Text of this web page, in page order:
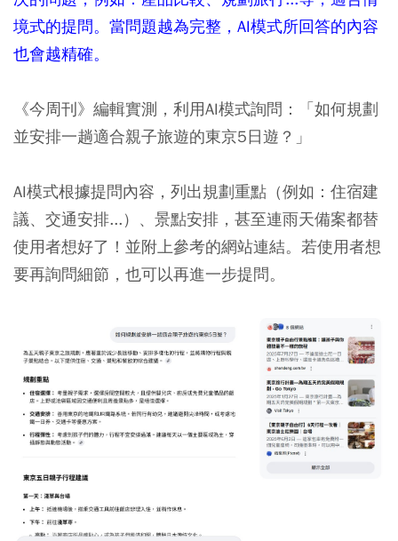
境式的提問。當問題越為完整，AI模式所回答的內容
也會越精確。
《今周刊》編輯實測，利用AI模式詢問：「如何規劃
並安排一趟適合親子旅遊的東京5日遊？」
AI模式根據提問內容，列出規劃重點（例如：住宿建
議、交通安排...） 、景點安排，甚至連雨天備案都替
使用者想好了！並附上參考的網站連結。若使用者想
要再詢問細節，也可以再進一步提問。